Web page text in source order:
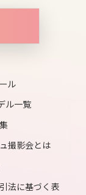
ル
ル一覧
撮影会とは
法に基づく表